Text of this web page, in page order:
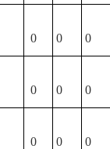
0 0 0
0 0 0
0 0 0